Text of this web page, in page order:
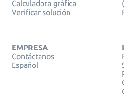
Calculadora gráfica
Verificar solución
EMPRESA
Contáctanos
Español